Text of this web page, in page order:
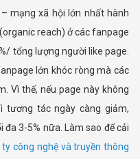
mạng xã hội lớn nhất hành
reach) ở các fanpage
tổng lượng người like page.
lớn khóc ròng mà các
Vì thế, nếu page này không
tương tác ngày càng giảm,
3-5% nữa. Làm sao để cải
ty công nghệ và truyền thông